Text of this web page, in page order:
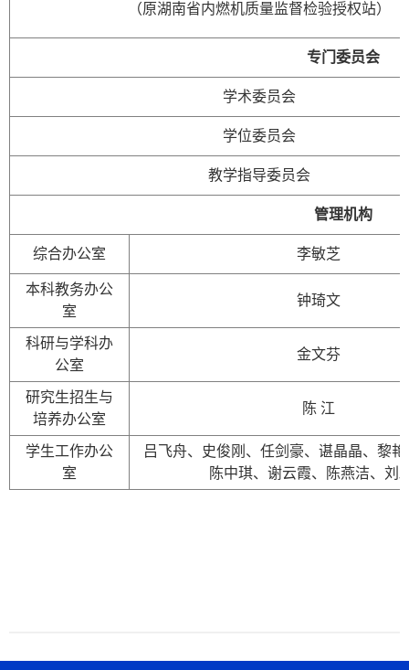
（原湖南省内燃机质量监督检验授权站）
专门委员会
学术委员会
学位委员会
教学指导委员会
管理机构
综合办公室 李敏芝
本科教务办公
室
钟琦文
科研与学科办
公室
金文芬
研究生招生与
培养办公室
陈 江
学生工作办公
室
吕飞舟、史俊刚、任剑豪、谌晶晶、 黎
陈中琪、谢云霞、陈燕洁、刘